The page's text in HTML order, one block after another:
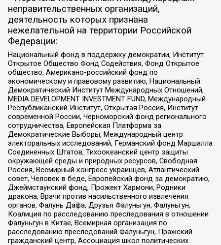
неправительственных организаций,
деятельность которых признана
нежелательной на территории Российской
Федерации:
Национальный фонд в поддержку демократии, Институт
Открытое Общество Фонд Содействия, Фонд Открытое
общество, Американо-российский фонд по
экономическому и правовому развитию, Национальный
Демократический Институт Международных Отношений,
MEDIA DEVELOPMENT INVESTMENT FUND, Международный
Республиканский Институт, Открытая Россия, Институт
современной России, Черноморский фонд регионального
сотрудничества, Европейская Платформа за
Демократические Выборы, Международный центр
электоральных исследований, Германский фонд Маршалла
Соединенных Штатов, Тихоокеанский центр защиты
окружающей среды и природных ресурсов, Свободная
Россия, Всемирный конгресс украинцев, Атлантический
совет, Человек в беде, Европейский фонд за демократию,
Джеймстаунский фонд, Прожект Хармони, Родники
дракона, Врачи против насильственного извлечения
органов, Фалунь Дафа, Друзья Фалуньгун, Фалуньгун,
Коалиция по расследованию преследования в отношении
Фалуньгун в Китае, Всемирная организация по
расследованию преследований Фалуньгун, Пражский
гражданский центр, Ассоциация школ политических